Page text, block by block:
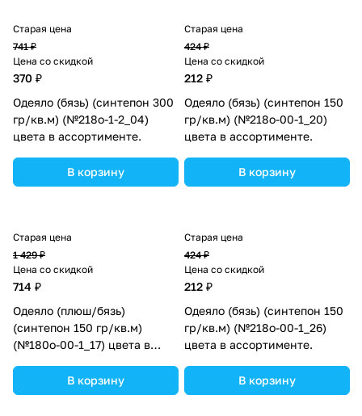
Старая цена
741 ₽
Цена со скидкой
370 ₽
Одеяло (бязь) (синтепон 300
гр/кв.м) (№218о-1-2_04)
цвета в ассортименте.
В корзину
Старая цена
424 ₽
Цена со скидкой
212 ₽
Одеяло (бязь) (синтепон 150
гр/кв.м) (№218о-00-1_20)
цвета в ассортименте.
В корзину
Старая цена
1 429 ₽
Цена со скидкой
714 ₽
Одеяло (плюш/бязь)
(синтепон 150 гр/кв.м)
(№180о-00-1_17) цвета в
В корзину
Старая цена
424 ₽
Цена со скидкой
212 ₽
Одеяло (бязь) (синтепон 150
гр/кв.м) (№218о-00-1_26)
цвета в ассортименте.
В корзину